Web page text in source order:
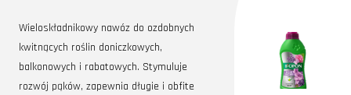
Wieloskładnikowy nawóz do ozdobnych
kwitnących roślin doniczkowych,
balkonowych i rabatowych. Stymuluje
rozwój pąków, zapewnia długie i obfite